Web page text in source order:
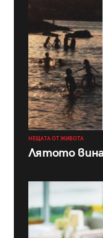
НЕЩАТА ОТ ЖИВОТА
Лятото